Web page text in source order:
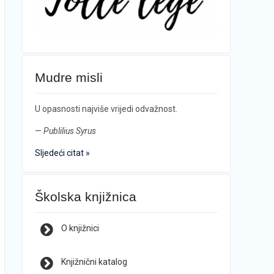
Mudre misli
U opasnosti najviše vrijedi odvažnost.
— Publilius Syrus
Sljedeći citat »
Školska knjižnica
O knjižnici
Knjižnični katalog